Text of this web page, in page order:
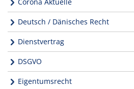
Deutsch / Dänisches Recht
Dienstvertrag
DSGVO
Eigentumsrecht